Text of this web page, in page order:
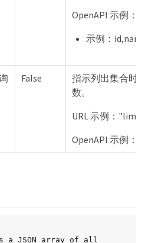
OpenAPI 示例：
示例：
False
指示列出集合时
数。
URL 示例：
OpenAPI 示例：
a JSON array of all